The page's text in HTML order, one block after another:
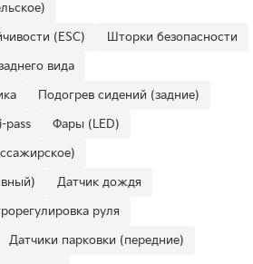
(ESC)
Шторки безопасности
вида
Подогрев сидений (задние)
pass
Фары (LED)
Датчик дождя
руля
Датчики парковки (передние)